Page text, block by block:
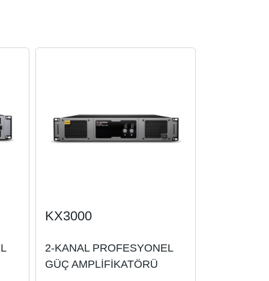
KX3000
2-KANAL PROFESYONEL
GÜÇ AMPLİFİKATÖRÜ